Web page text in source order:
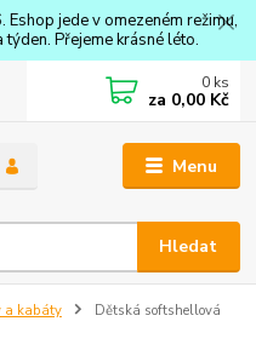
jede v omezeném režimu,
Přejeme krásné léto.
Menu
Hledat
0 ks
za 0,00 Kč
a kabáty
Dětská softshellová